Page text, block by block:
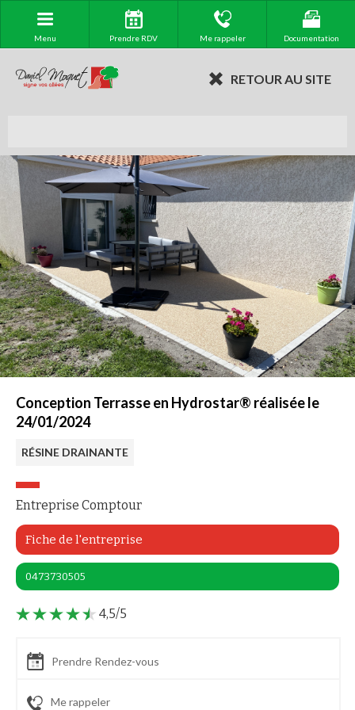
Menu Prendre RDV Me rappeler Documentation
RETOUR AU SITE
Conception Terrasse en Hydrostar® réalisée le
24/01/2024
RÉSINE DRAINANTE
Entreprise Comptour
Fiche de l'entreprise
0473730505
4,5/5
Prendre Rendez-vous
Me rappeler